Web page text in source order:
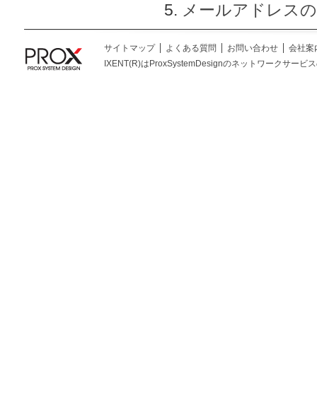
メールアドレス
サイトマップ よくある質問 お問い合わせ
会社案
IXENT(R)はProxSystemDesignのネットワークサービ